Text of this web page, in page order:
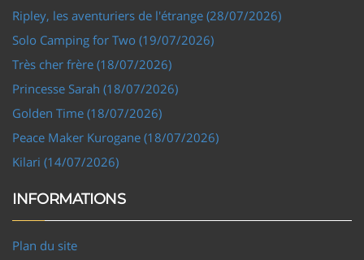
Ripley, les aventuriers de l'étrange (28/07/2026)
Solo Camping for Two (19/07/2026)
Très cher frère (18/07/2026)
Princesse Sarah (18/07/2026)
Golden Time (18/07/2026)
Peace Maker Kurogane (18/07/2026)
Kilari (14/07/2026)
INFORMATIONS
Plan du site